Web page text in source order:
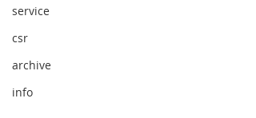
service
csr
archive
info